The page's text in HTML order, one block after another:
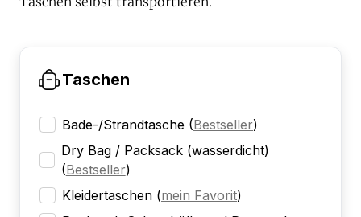
Taschen
Bade-/Strandtasche (Bestseller)
Dry Bag / Packsack (wasserdicht)
(Bestseller)
Kleidertaschen (mein Favorit)